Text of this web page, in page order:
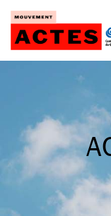
Passer
contenu